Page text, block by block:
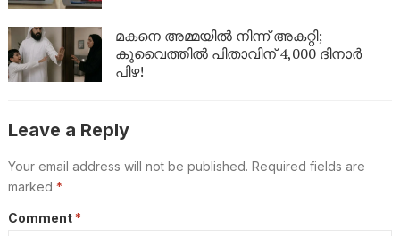
മകനെ അമ്മയിൽ നിന്ന് അകറ്റി;
കുവൈത്തിൽ പിതാവിന് 4,000 ദിനാർ
പിഴ!
Leave a Reply
Your email address will not be published. Required fields are
marked *
Comment *